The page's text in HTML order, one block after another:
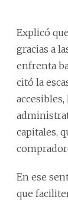
Explicó
gracias a
enfrenta
citó la
capitales,
En ese
que